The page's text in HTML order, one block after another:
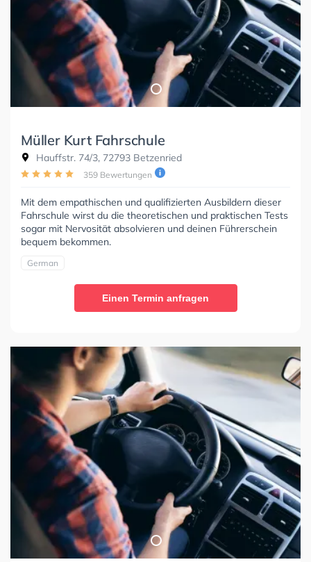
Müller Kurt Fahrschule
Hauffstr. 74/3, 72793 Betzenried
359 Bewertungen
Mit dem empathischen und qualifizierten Ausbildern dieser
Fahrschule wirst du die theoretischen und praktischen Tests
sogar mit Nervosität absolvieren und deinen Führerschein
bequem bekommen.
German
Einen Termin anfragen